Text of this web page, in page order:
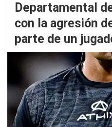
Departamental
con la agresión
parte de un